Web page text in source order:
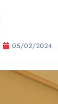
05/02/2024